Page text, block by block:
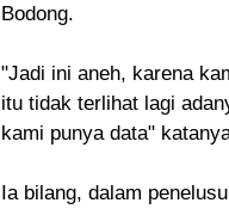
Bodong.
"Jadi ini aneh, karena
itu tidak terlihat lagi
kami punya data"
Ia bilang, dalam